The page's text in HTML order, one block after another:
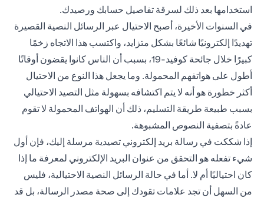
استخدامها بعد ذلك لسرقة تفاصيل حسابك ورصيدك.
في السنوات الأخيرة، أصبح الاحتيال عبر الرسائل النصية القصيرة
تهديدًا إلكترونيًا شائعًا بشكل متزايد، واكتسب هذا الاتجاه زخمًا
كبيرًا خلال جائحة كوفيد-19، بسبب أن الناس كانوا يقضون أوقاتًا
أطول على هواتفهم المحمولة. وما يجعل هذا النوع من الاحتيال
أكثر خطورة هو أنه لا يتم اكتشافه بسهولة مثل التصيد الاحتيالي
بسبب طبيعة طريقة التسليم، ذلك أن الهواتف المحمولة لا تقوم
عادةً بتصفية النصوص المشبوهة.
إذا شككت في رسالة بريد إلكتروني تصيدية مرسلة إليك، فإن أول
شيء تفعله هو التحقق من عنوان البريد الإلكتروني لمعرفة ما إذا
كان احتياليًا أم لا. أما في حالة الرسائل النصية الاحتيالية، فليس
من السهل أن تجد علامات تقودك إلى صحة مصدر الرسالة، بل قد